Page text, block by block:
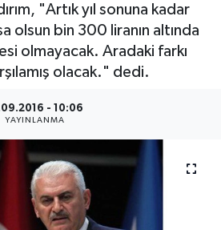
"Artık yıl sonuna kadar
olsun bin 300 liranın altında
olmayacak. Aradaki farkı
olacak." dedi.
- 10:06
YAYINLANMA